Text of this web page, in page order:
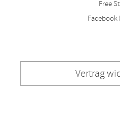
Free
Facebook
Vertrag